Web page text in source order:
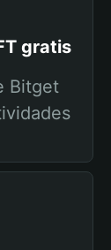
gratis
Bitget